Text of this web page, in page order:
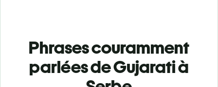
Phrases couramment
parlées de Gujarati à